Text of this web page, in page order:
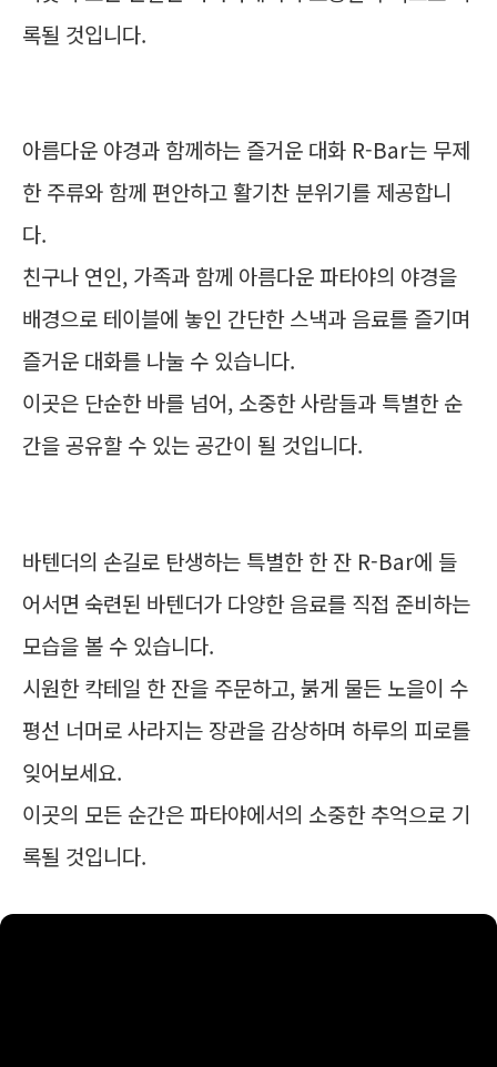
록될 것입니다.
아름다운 야경과 함께하는 즐거운 대화 R-Bar는 무제
한 주류와 함께 편안하고 활기찬 분위기를 제공합니
다.
친구나 연인, 가족과 함께 아름다운 파타야의 야경을
배경으로 테이블에 놓인 간단한 스낵과 음료를 즐기며
즐거운 대화를 나눌 수 있습니다.
이곳은 단순한 바를 넘어, 소중한 사람들과 특별한 순
간을 공유할 수 있는 공간이 될 것입니다.
바텐더의 손길로 탄생하는 특별한 한 잔 R-Bar에 들
어서면 숙련된 바텐더가 다양한 음료를 직접 준비하는
모습을 볼 수 있습니다.
시원한 칵테일 한 잔을 주문하고, 붉게 물든 노을이 수
평선 너머로 사라지는 장관을 감상하며 하루의 피로를
잊어보세요.
이곳의 모든 순간은 파타야에서의 소중한 추억으로 기
록될 것입니다.